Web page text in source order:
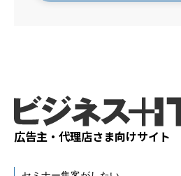
広告主・代理店さま向けサイト